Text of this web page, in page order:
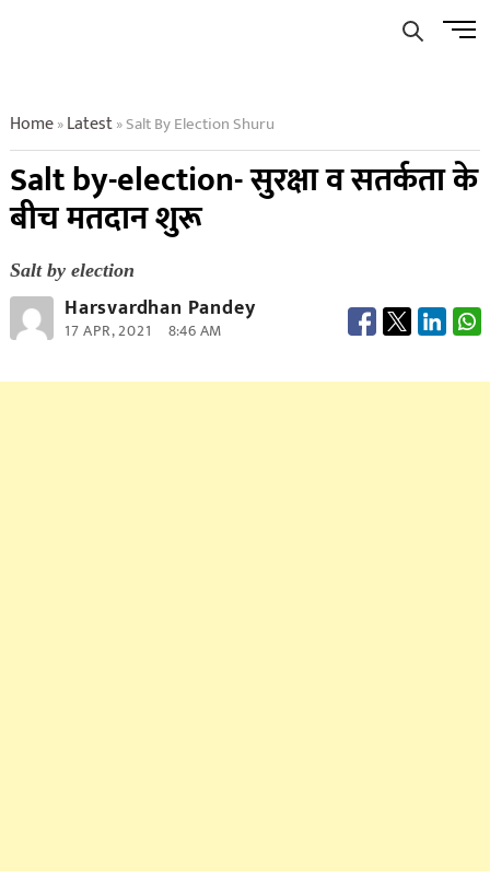
Menu
Home»Latest»Salt By Election Shuru
Salt by-election- सुरक्षा व सतर्कता के
बीच मतदान शुरू
Salt by election
Harsvardhan Pandey
17 APR, 2021 8:46 AM